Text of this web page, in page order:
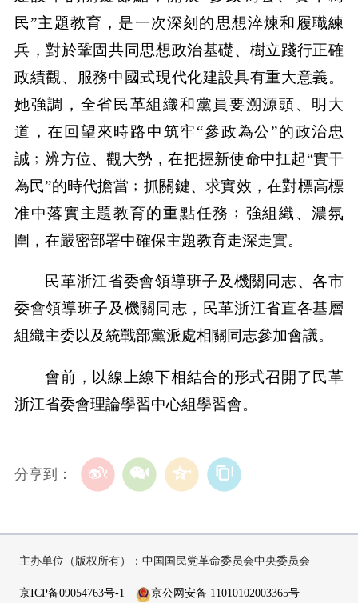
民”主題教育，是一次深刻的思想淬煉和履職練
兵，對於鞏固共同思想政治基礎、樹立踐行正確
政績觀、服務中國式現代化建設具有重大意義。
她強調，全省民革組織和黨員要溯源頭、明大
道，在回望來時路中筑牢“參政為公”的政治忠
誠﹔辨方位、觀大勢，在把握新使命中扛起“實干
為民”的時代擔當﹔抓關鍵、求實效，在對標高標
准中落實主題教育的重點任務﹔強組織、濃氛
圍，在嚴密部署中確保主題教育走深走實。
民革浙江省委會領導班子及機關同志、各市
委會領導班子及機關同志，民革浙江省直各基層
組織主委以及統戰部黨派處相關同志參加會議。
會前，以線上線下相結合的形式召開了民革
浙江省委會理論學習中心組學習會。
分享到：
主办单位（版权所有）：中国国民党革命委员会中央委员会
京ICP备09054763号-1 京公网安备 11010102003365号